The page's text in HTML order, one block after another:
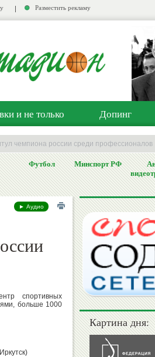
Разместить рекламу
и не только Допинг
чемпиона россии среди профессионалов
Футбол Минспорт РФ
► Аудио
спортивных
больше 1000
Картина дня: